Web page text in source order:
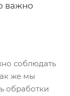
важно
соблюдать
же мы
обработки